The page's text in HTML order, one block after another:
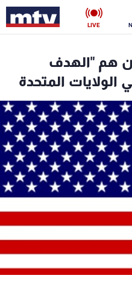
LIVE
هم "الهدف
الولايات المتحدة
ناس
فن
رياضة